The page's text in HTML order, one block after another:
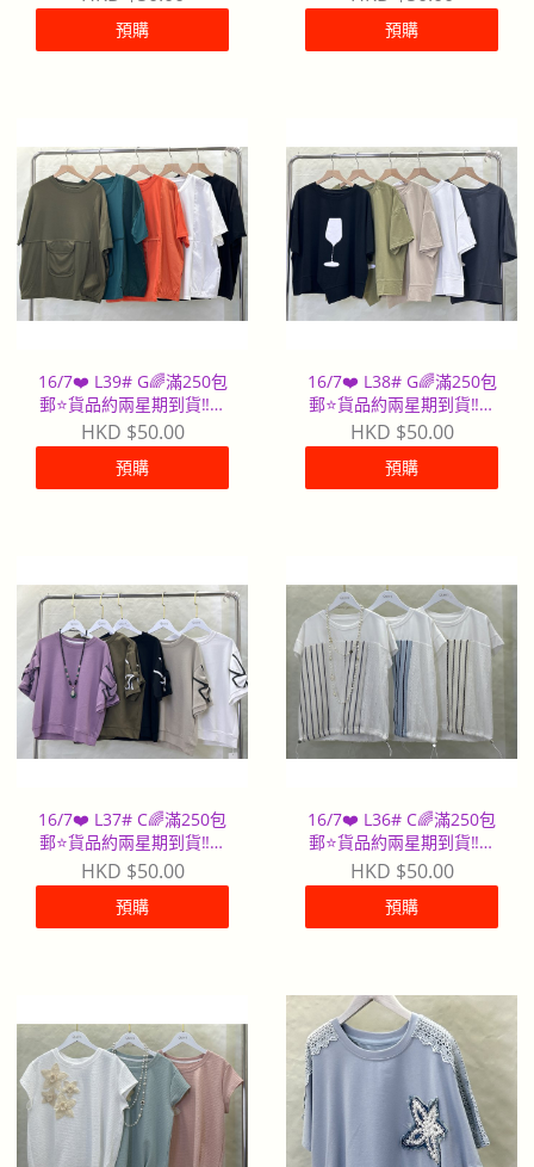
預購 預購
16/7❤️ L39# G🌈滿250包
郵⭐️貨品約兩星期到貨‼️早
到早派
HKD $50.00
預購
16/7❤️ L38# G🌈滿250包
郵⭐️貨品約兩星期到貨‼️早
到早派
HKD $50.00
預購
16/7❤️ L37# C🌈滿250包
郵⭐️貨品約兩星期到貨‼️早
到早派
HKD $50.00
預購
16/7❤️ L36# C🌈滿250包
郵⭐️貨品約兩星期到貨‼️早
到早派
HKD $50.00
預購